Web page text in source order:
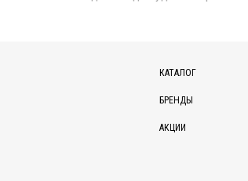
КАТАЛОГ
БРЕНДЫ
АКЦИИ